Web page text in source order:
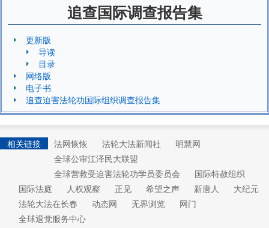
追查国际调查报告集
更新版
导读
目录
网络版
电子书
追查迫害法轮功国际组织调查报告集
相关链接 法网恢恢 法轮大法新闻社
明慧网
全球公审江泽民大联盟
全球营救受迫害法轮功学员委员会
国际特赦组织
国际法庭
人权观察 正见 希望之声 新唐人
大纪元
法轮大法在长春
动态网 无界浏览
网门
全球退党服务中心